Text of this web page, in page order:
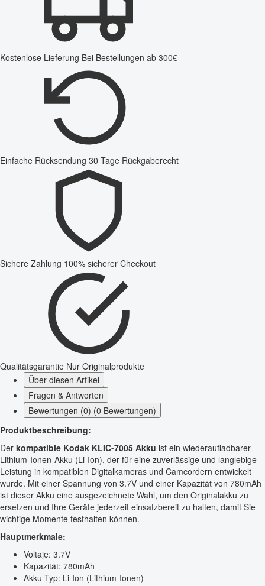
Kostenlose Lieferung Bei Bestellungen ab 300€
Einfache Rücksendung 30 Tage Rückgaberecht
Sichere Zahlung 100% sicherer Checkout
Qualitätsgarantie Nur Originalprodukte
Über diesen Artikel
Fragen & Antworten
Bewertungen (0) (0 Bewertungen)
Produktbeschreibung:
Der kompatible Kodak KLIC-7005 Akku ist ein wiederaufladbarer
Lithium-Ionen-Akku (Li-Ion), der für eine zuverlässige und langlebige
Leistung in kompatiblen Digitalkameras und Camcordern entwickelt
wurde. Mit einer Spannung von 3.7V und einer Kapazität von 780mAh
ist dieser Akku eine ausgezeichnete Wahl, um den Originalakku zu
ersetzen und Ihre Geräte jederzeit einsatzbereit zu halten, damit Sie
wichtige Momente festhalten können.
Hauptmerkmale:
Voltaje: 3.7V
Kapazität: 780mAh
Akku-Typ: Li-Ion (Lithium-Ionen)